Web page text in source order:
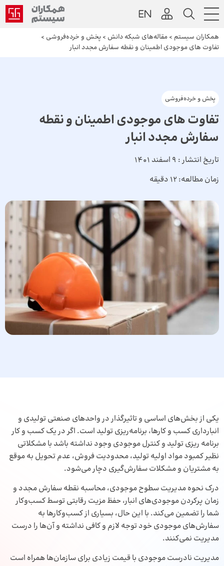
همکاران سیستم > مقاله‌های شبکه دانش > پخش و خرده‌فروشی >
تفاوت های موجودی اطمینان و نقطه سفارش مجدد انبار
پخش و خرده‌فروشی
تفاوت های موجودی اطمینان و نقطه
سفارش مجدد انبار
تاریخ انتشار : 9 اسفند 1401
زمان مطالعه: 12 دقیقه
یکی از بخش‌های اساسی و تاثیرگذار در واحدهای صنعتی تولیدی و
انبارداری کسب و کارها، برنامه‌ریزی تولید است. اگر در یک کسب و کار
برنامه ریزی تولید و کنترل موجودی وجود نداشته باشد با مشکلاتی
نظیر کمبود مواد اولیه تولید، محدودیت فروش، عدم تحویل به موقع
به مشتریان و مشکلات سفارش‌گیری دچار می‌شود.
درک نحوه مدیریت سطوح موجودی، محاسبه نقطه سفارش مجدد و
زمان پرکردن موجودی‌های انبار، حفظ مزیت رقابتی توسط کسب‌وکار
شما را تضمین می‌کند. با این حال، بسیاری از کسب‌وکارها به
سفارش‌های موجودی خود توجه لازم و کافی نداشته و آن‌ها را درست
مدیریت نمی‌کنند.
مدیریت نادرست موجودی با قیمت زیادی برای سازمان‌ها همراه است